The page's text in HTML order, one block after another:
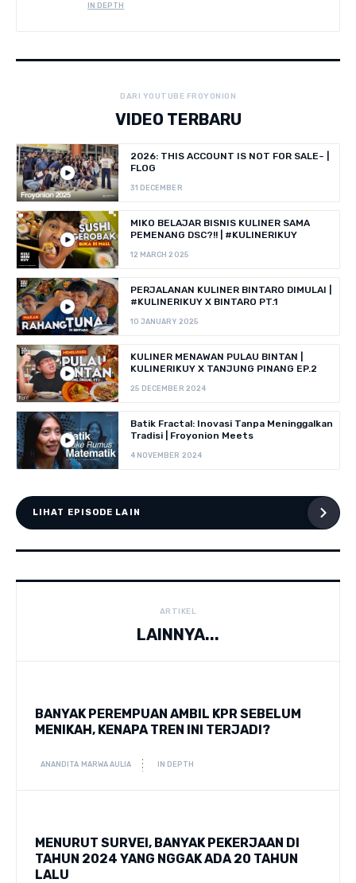
IN DEPTH
DARI YOUTUBE FROYONION
VIDEO TERBARU
2026: THIS ACCOUNT IS NOT FOR SALE~ |
FLOG
31 DECEMBER
MIKO BELAJAR BISNIS KULINER SAMA
PEMENANG DSC?!! | #KULINERIKUY
12 MARCH 2025
PERJALANAN KULINER BINTARO DIMULAI |
#KULINERIKUY X BINTARO PT.1
10 JANUARY 2025
KULINER MENAWAN PULAU BINTAN |
KULINERIKUY X TANJUNG PINANG EP.2
25 DECEMBER 2024
Batik Fractal: Inovasi Tanpa Meninggalkan
Tradisi | Froyonion Meets
4 NOVEMBER 2024
LIHAT EPISODE LAIN
ARTIKEL
LAINNYA...
BANYAK PEREMPUAN AMBIL KPR SEBELUM
MENIKAH, KENAPA TREN INI TERJADI?
ANANDITA MARWA AULIA IN DEPTH
MENURUT SURVEI, BANYAK PEKERJAAN DI
TAHUN 2024 YANG NGGAK ADA 20 TAHUN
LALU